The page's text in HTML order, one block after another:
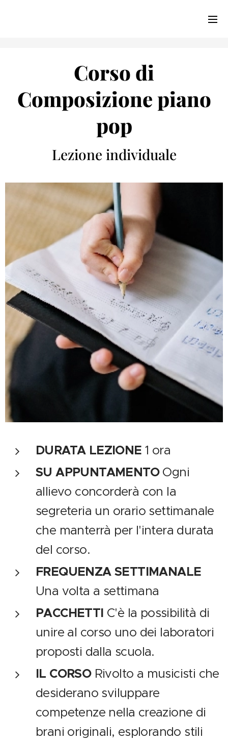
Corso di
Composizione piano
pop
Lezione individuale
DURATA LEZIONE 1 ora
SU APPUNTAMENTO Ogni
allievo concorderà con la
segreteria un orario settimanale
che manterrà per l'intera durata
del corso.
FREQUENZA SETTIMANALE
Una volta a settimana
PACCHETTI C'è la possibilità di
unire al corso uno dei laboratori
proposti dalla scuola.
IL CORSO Rivolto a musicisti che
desiderano sviluppare
competenze nella creazione di
brani originali, esplorando stili